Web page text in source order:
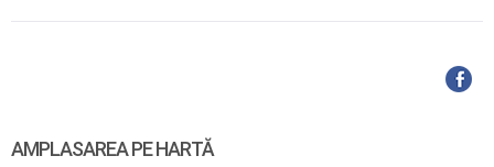
AMPLASAREA PE HARTĂ